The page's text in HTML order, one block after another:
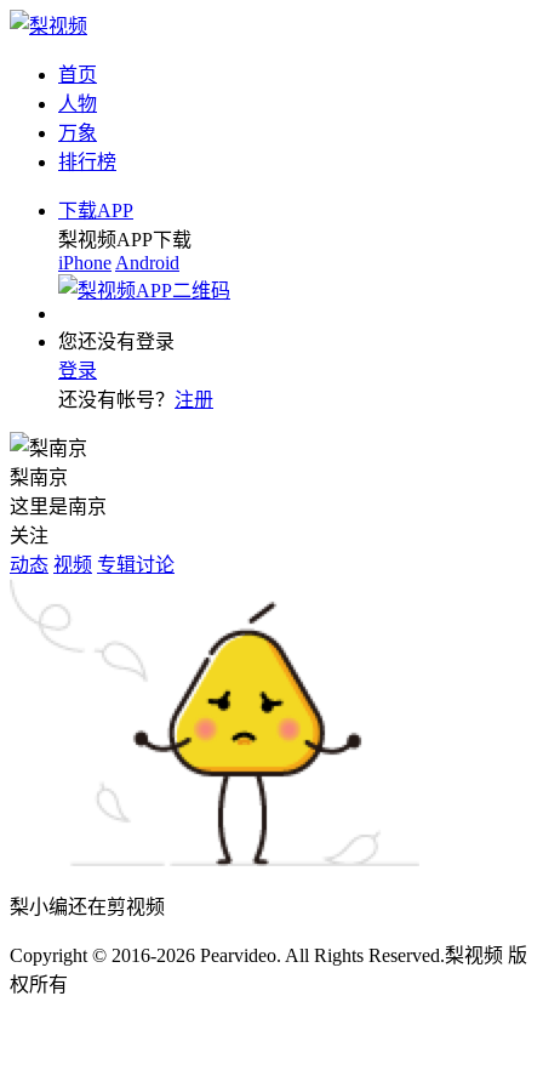
首页
人物
万象
排行榜
下载APP
梨视频APP下载
iPhone Android
您还没有登录
登录
还没有帐号？ 注册
梨南京
这里是南京
关注
动态 视频 专辑讨论
梨小编还在剪视频
Copyright © 2016-2026 Pearvideo. All Rights Reserved.梨视频 版
权所有